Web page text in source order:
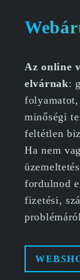
Az online
elvárnak:
minőségi
feltétlen
Ha nem
fordulnod
fizetési,